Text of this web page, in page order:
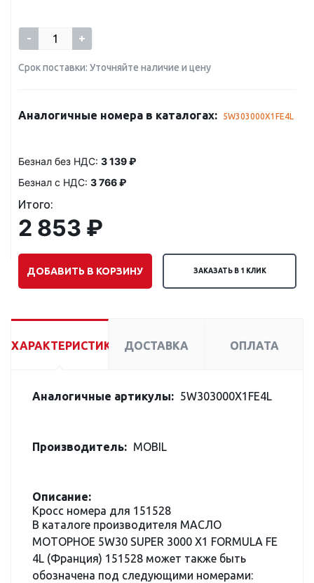
- +
Срок поставки: Уточняйте наличие и цену
Аналогичные номера в каталогах: 5W303000X1FE4L
Безнал без НДС: 3 139 ₽
Безнал с НДС: 3 766 ₽
Итого:
2 853 ₽
ДОБАВИТЬ В КОРЗИНУ ЗАКАЗАТЬ В 1 КЛИК
ХАРАКТЕРИСТИКИ ДОСТАВКА ОПЛАТА
Аналогичные артикулы: 5W303000X1FE4L
Производитель: MOBIL
Описание:
Кросс номера для 151528
В каталоге производителя МАСЛО
МОТОРНОЕ 5W30 SUPER 3000 X1 FORMULA FE
4L (Франция) 151528 может также быть
обозначена под следующими номерами: